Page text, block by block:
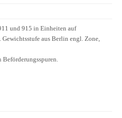
und 915 in Einheiten auf
aus Berlin engl. Zone,